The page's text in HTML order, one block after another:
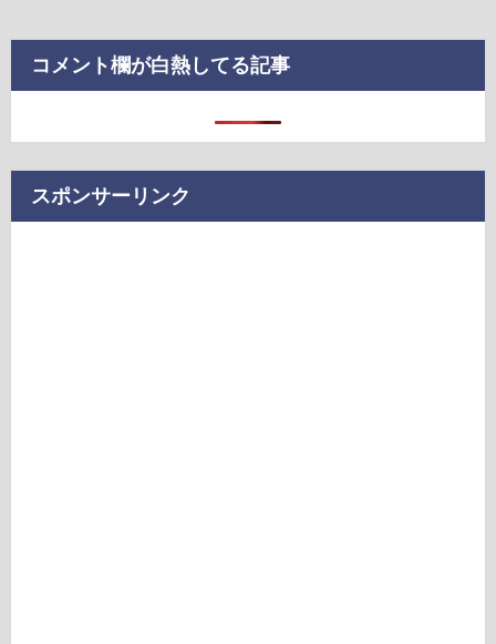
コメント欄が白熱してる記事
スポンサーリンク